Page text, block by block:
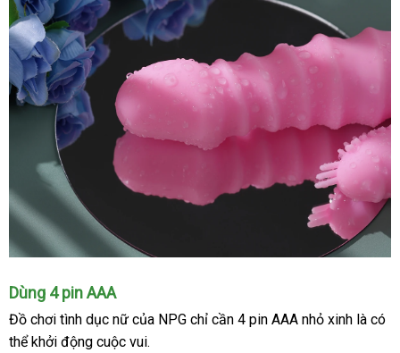
Nhật
Bản
thiết
kế
gân
nổi
massage
đạo
Kích
thích
kép
khiến
Dùng 4 pin AAA
Đồ chơi tình dục nữ đã
qua
của NPG chỉ cần 4 pin AAA nhỏ xinh là Đức
có
thể khởi động cuộc vui.